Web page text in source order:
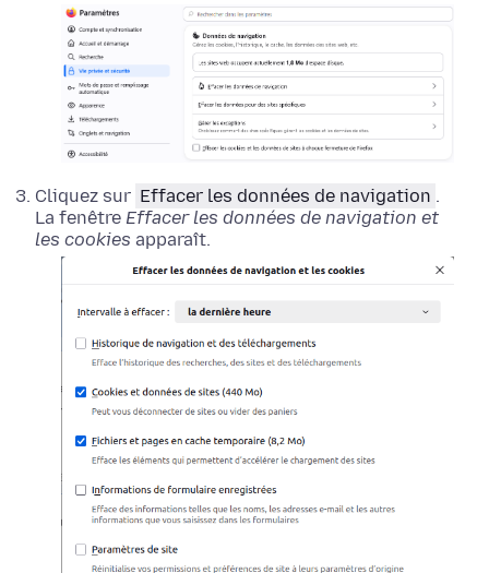
Cliquez sur Effacer les données de navigation .
La fenêtre Effacer les données de navigation et
les cookies apparaît.